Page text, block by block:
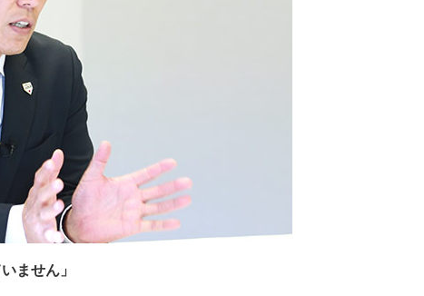
ません」